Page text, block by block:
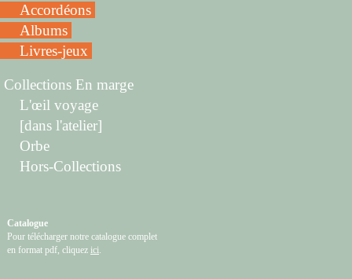
Accordéons
Albums
Livres-jeux
Collections En marge
L'œil voyage
[dans l'atelier]
Orbe
Hors-Collections
Catalogue
Pour télécharger notre catalogue complet
en format pdf, cliquez ici